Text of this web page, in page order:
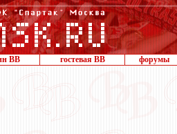
ВВ гостевая ВВ форумы